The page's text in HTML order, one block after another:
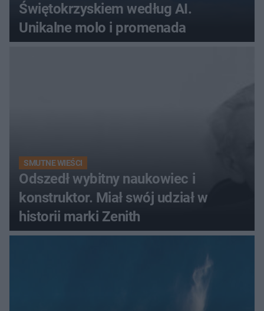
Świętokrzyskiem według AI.
Unikalne molo i promenada
SMUTNE WIEŚCI
Odszedł wybitny naukowiec i
konstruktor. Miał swój udział w
historii marki Zenith